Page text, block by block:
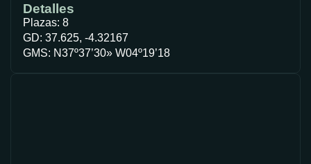
Detalles
Plazas: 8
GD: 37.625, -4.32167
GMS: N37º37’30» W04º19’18